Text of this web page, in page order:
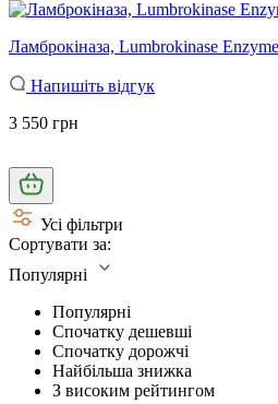
Ламброкіназа, Lumbrokinase
Напишіть відгук
3 550 грн
Усі фільтри
Сортувати за:
Популярні
Популярні
Спочатку дешевші
Спочатку дорожчі
Найбільша знижка
З високим рейтингом